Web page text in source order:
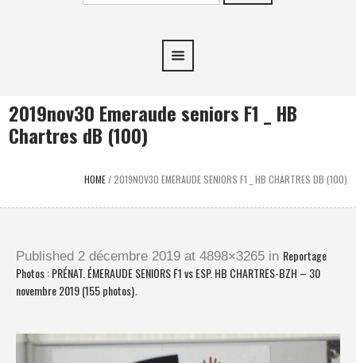
2019nov30 Emeraude seniors F1 _ HB
Chartres dB (100)
HOME/2019NOV30 EMERAUDE SENIORS F1 _ HB CHARTRES DB (100)
Published 2 décembre 2019 at 4898×3265 in Reportage
Photos : PRÉNAT. ÉMERAUDE SENIORS F1 vs ESP. HB CHARTRES-BZH – 30
novembre 2019 (155 photos).